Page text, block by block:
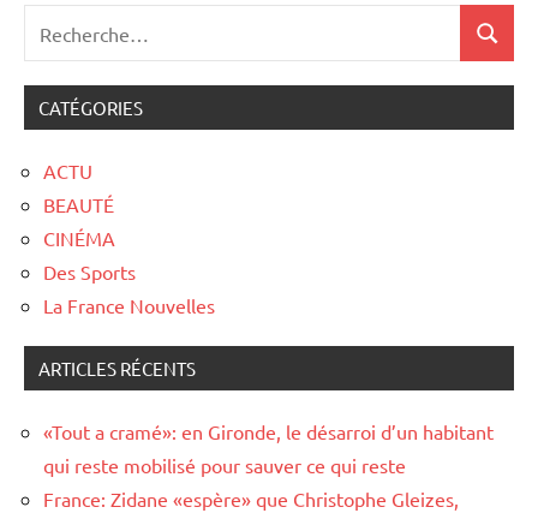
CATÉGORIES
ACTU
BEAUTÉ
CINÉMA
Des Sports
La France Nouvelles
ARTICLES RÉCENTS
«Tout a cramé»: en Gironde, le désarroi d’un habitant
qui reste mobilisé pour sauver ce qui reste
France: Zidane «espère» que Christophe Gleizes,